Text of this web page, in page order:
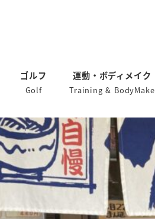
ゴルフ
Golf
運動・ボディメイク
Training & BodyMake